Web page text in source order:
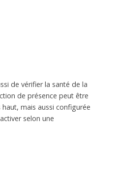
de vérifier la santé de la
de présence peut être
mais aussi configurée
selon une